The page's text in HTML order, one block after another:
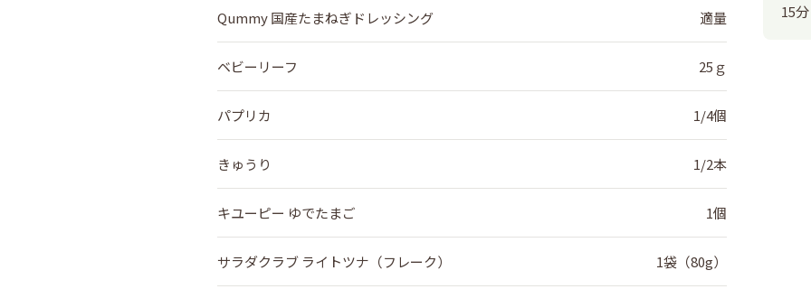
Qummy 国産たまねぎドレッシング 適量
ベビーリーフ 25ｇ
パプリカ 1/4個
きゅうり 1/2本
キユーピー ゆでたまご 1個
サラダクラブ ライトツナ（フレーク） 1袋（80g）
15分